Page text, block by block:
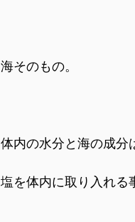
海そのもの。
体内の水分と海の成分
塩を体内に取り入れる